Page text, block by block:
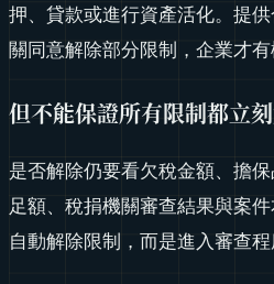
押、貸款或進行資產活化。提
關同意解除部分限制，企業才有
但不能保證所有限制都立
是否解除仍要看欠稅金額、擔
足額、稅捐機關審查結果與案
自動解除限制，而是進入審查程